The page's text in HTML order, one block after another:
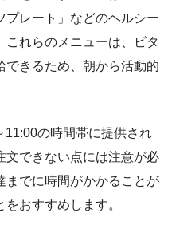
プレート」などのヘルシー
これらのメニューは、ビタ
できるため、朝から活動的
11:00の時間帯に提供され
文できない点には注意が必
までに時間がかかることが
おすすめします。